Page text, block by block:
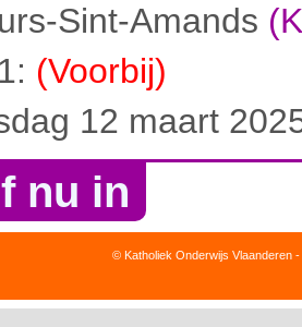
Sint-Amands
(Voorbij)
12 maart
nu in
© Katholiek Onderwijs Vlaanderen